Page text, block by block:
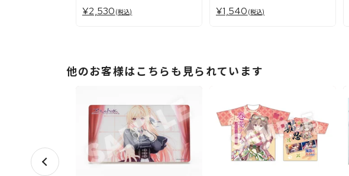
¥2,530 (税込) ¥1,540 (税込)
他のお客様はこちらも見られています